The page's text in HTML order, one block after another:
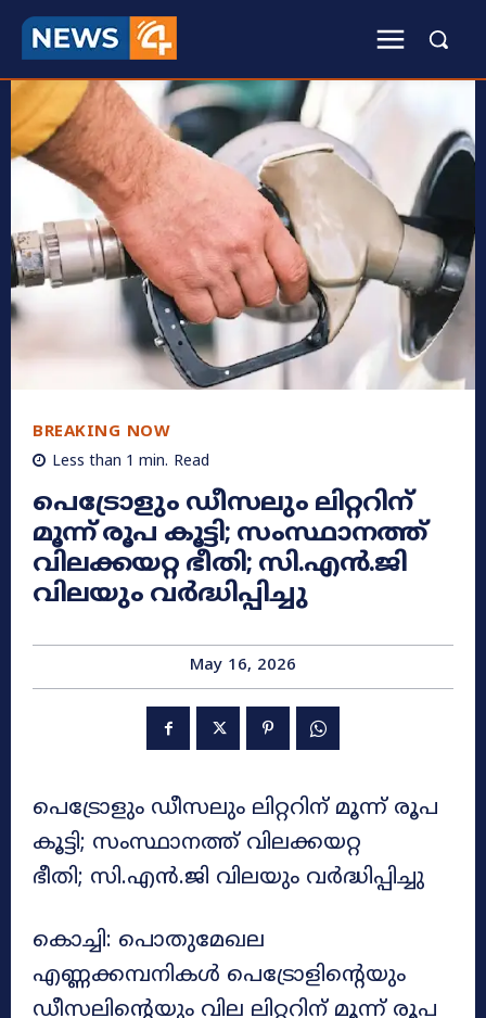
BREAKING NOW
Less than 1 min. Read
പെട്രോളും ഡീസലും ലിറ്ററിന്
മൂന്ന് രൂപ കൂട്ടി; സംസ്ഥാനത്ത്
വിലക്കയറ്റ ഭീതി; സി.എൻ.ജി
വിലയും വർദ്ധിപ്പിച്ചു
May 16, 2026
പെട്രോളും ഡീസലും ലിറ്ററിന് മൂന്ന് രൂപ
കൂട്ടി; സംസ്ഥാനത്ത് വിലക്കയറ്റ
ഭീതി; സി.എൻ.ജി വിലയും വർദ്ധിപ്പിച്ചു
കൊച്ചി: പൊതുമേഖല
എണ്ണക്കമ്പനികൾ പെട്രോളിന്റെയും
ഡീസലിന്റെയും വില ലിറ്ററിന് മൂന്ന് രൂപ